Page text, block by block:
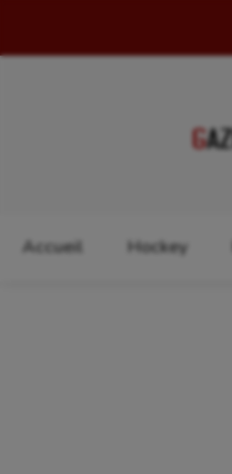
Accueil Hockey